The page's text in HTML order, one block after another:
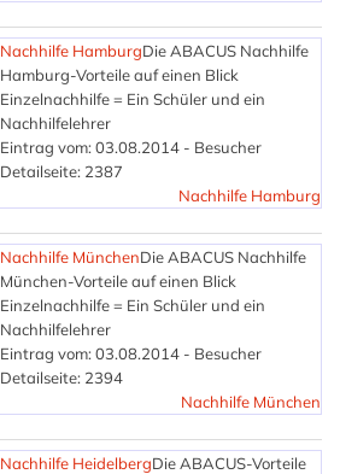
Nachhilfe HamburgDie ABACUS Nachhilfe
Hamburg-Vorteile auf einen Blick
Einzelnachhilfe = Ein Schüler und ein
Nachhilfelehrer
Eintrag vom: 03.08.2014 - Besucher
Detailseite: 2387
Nachhilfe Hamburg
Nachhilfe MünchenDie ABACUS Nachhilfe
München-Vorteile auf einen Blick
Einzelnachhilfe = Ein Schüler und ein
Nachhilfelehrer
Eintrag vom: 03.08.2014 - Besucher
Detailseite: 2394
Nachhilfe München
Nachhilfe HeidelbergDie ABACUS-Vorteile